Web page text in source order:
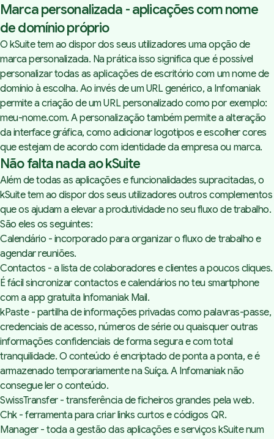
Marca personalizada - aplicações com nome
de domínio próprio
OkSuitetem ao dispor dos seus utilizadores uma opção de
marca personalizada. Na prática isso significa que é possível
personalizar todas as aplicações de escritório com um nome de
domínio à escolha. Ao invés de um URL genérico, a Infomaniak
permite a criação de um URL personalizado como por exemplo:
meu-nome.com. A personalização também permite a alteração
da interface gráfica, como adicionar logotipos e escolher cores
que estejam de acordo com identidade da empresa ou marca.
Não falta nada ao kSuite
Além de todas as aplicações e funcionalidades supracitadas, o
kSuitetem ao dispor dos seus utilizadores outros complementos
que os ajudam a elevar a produtividade no seu fluxo de trabalho.
São eles os seguintes:
Calendário - incorporado para organizar o fluxo de trabalho e
agendar reuniões.
Contactos - a lista de colaboradores e clientes a poucos cliques.
É fácil sincronizar contactos e calendários no teu smartphone
com a app gratuita Infomaniak Mail.
kPaste - partilha de informações privadas como palavras-passe,
credenciais de acesso, números de série ou quaisquer outras
informações confidenciais de forma segura e com total
tranquilidade. O conteúdo é encriptado de ponta a ponta, e é
armazenado temporariamente na Suíça. A Infomaniak não
consegue ler o conteúdo.
SwissTransfer - transferência de ficheiros grandes pela web.
Chk - ferramenta para criar links curtos e códigos QR.
Manager - toda a gestão das aplicações e serviços kSuite num